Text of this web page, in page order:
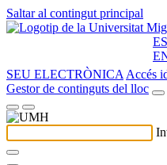
Saltar al contingut principal
SEU ELECTRÒNICA Accés
Gestor de continguts del lloc